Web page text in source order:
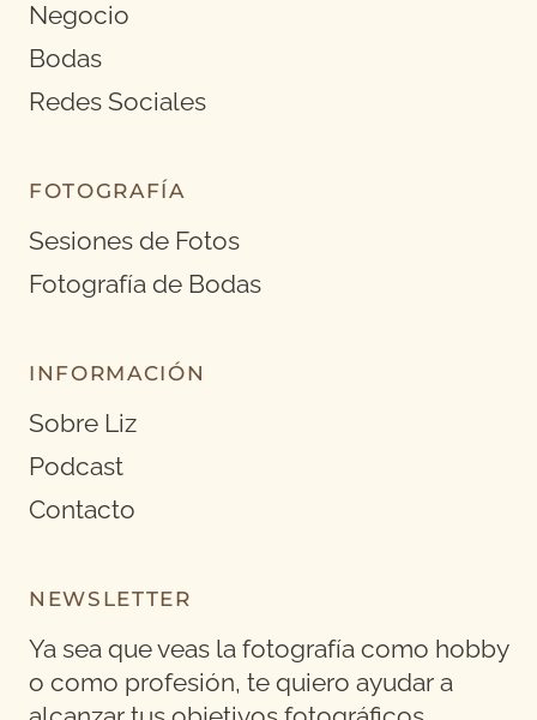
Negocio
Bodas
Redes Sociales
FOTOGRAFÍA
Sesiones de Fotos
Fotografía de Bodas
INFORMACIÓN
Sobre Liz
Podcast
Contacto
NEWSLETTER
Ya sea que veas la fotografía como hobby
o como profesión, te quiero ayudar a